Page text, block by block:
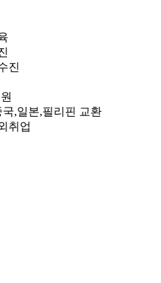
진
,일본,필리핀 교환
취업